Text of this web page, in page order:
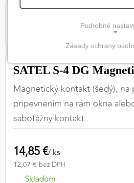
SATEL S-4 DG
Magnetický kontakt (šedý),
pripevnením na rám okna
sabotážny kontakt
14,85 €/ ks
12,07 € bez DPH
Skladom
Podrobné
(vždy aktívne, nemožno
Tieto cookies sú potrebné na
webovej stránky a bez nich
PREFERENČNÉ
Zásady ochrany